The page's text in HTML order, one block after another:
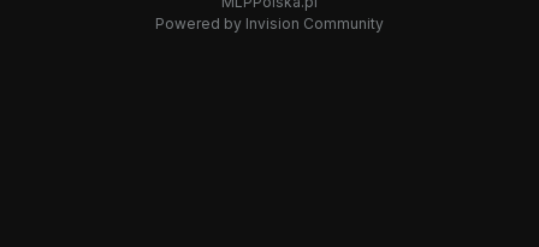
Powered by Invision Community